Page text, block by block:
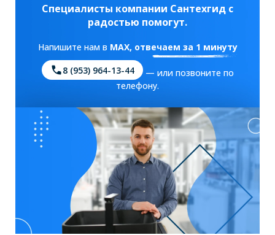
Специалисты компании Сантехгид с
радостью помогут.
Напишите нам в MAX, отвечаем за 1 минуту
8 (953) 964-13-44
— или позвоните по
телефону.